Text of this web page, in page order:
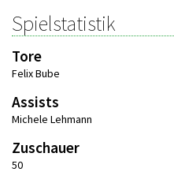
Spielstatistik
Tore
Felix Bube
Assists
Michele Lehmann
Zuschauer
50